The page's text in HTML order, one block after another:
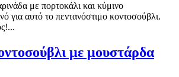
με πορτοκάλι και κύμινο
για αυτό το πεντανόστιμο κοντοσούβλι.
με μουστάρδα